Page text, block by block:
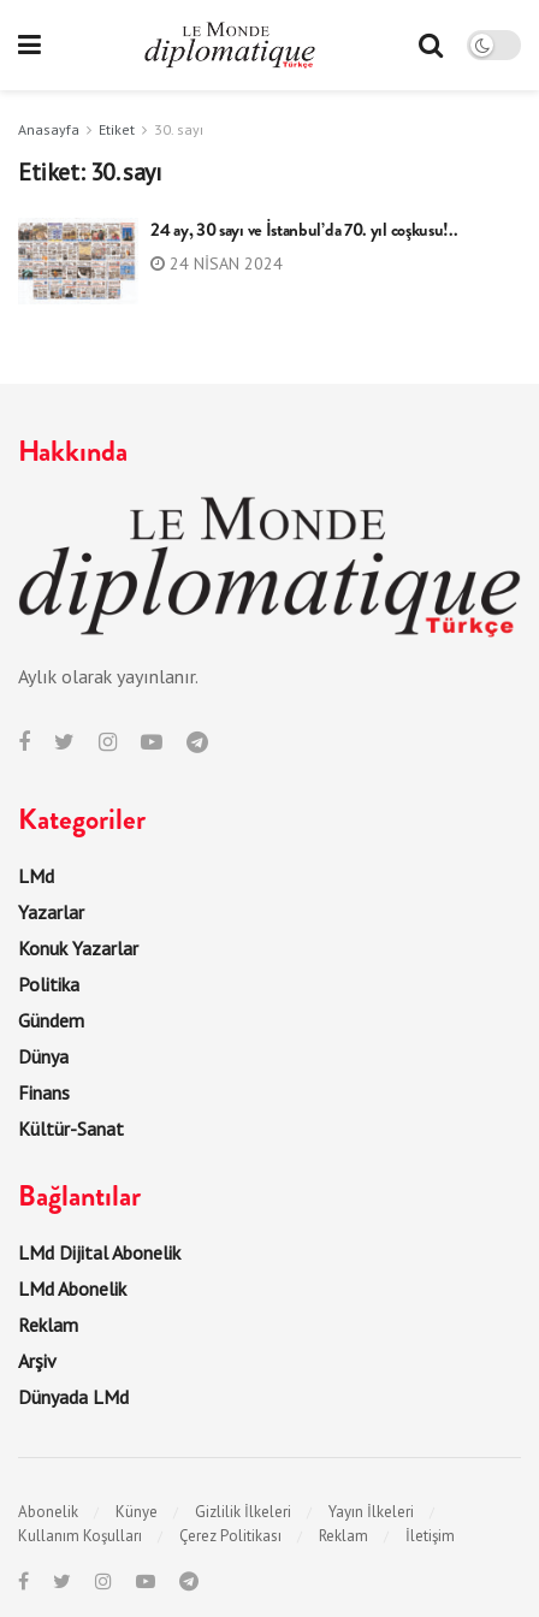
Anasayfa Etiket 30. sayı
Etiket: 30. sayı
24 ay, 30 sayı ve İstanbul’da 70. yıl coşkusu!..
24 NISAN 2024
Hakkında
Aylık olarak yayınlanır.
Kategoriler
LMd
Yazarlar
Konuk Yazarlar
Politika
Gündem
Dünya
Finans
Kültür-Sanat
Bağlantılar
LMd Dijital Abonelik
LMd Abonelik
Reklam
Arşiv
Dünyada LMd
Abonelik Künye Gizlilik İlkeleri
Yayın İlkeleri
Kullanım Koşulları
Çerez Politikası Reklam İletişim